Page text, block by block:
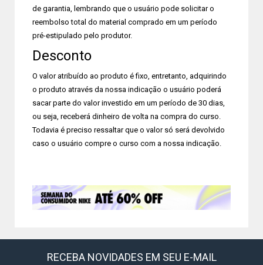
de garantia, lembrando que o usuário pode solicitar o
reembolso total do material comprado em um período
pré-estipulado pelo produtor.
Desconto
O valor atribuído ao produto é fixo, entretanto, adquirindo
o produto através da nossa indicação o usuário poderá
sacar parte do valor investido em um período de 30 dias,
ou seja, receberá dinheiro de volta na compra do curso.
Todavia é preciso ressaltar que o valor só será devolvido
caso o usuário compre o curso com a nossa indicação.
RECEBA NOVIDADES EM SEU E-MAIL